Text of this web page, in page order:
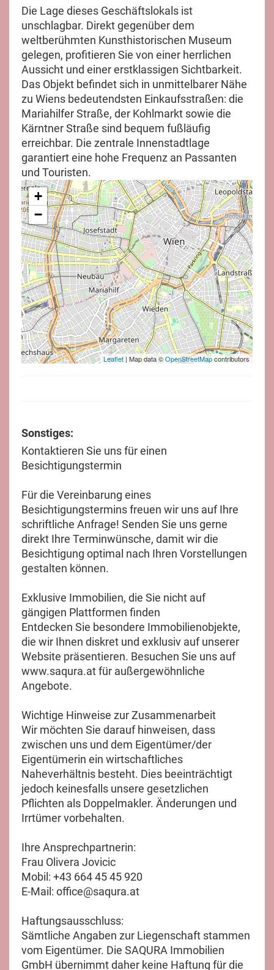
Die Lage dieses Geschäftslokals ist
unschlagbar. Direkt gegenüber dem
weltberühmten Kunsthistorischen Museum
gelegen, profitieren Sie von einer herrlichen
Aussicht und einer erstklassigen Sichtbarkeit.
Das Objekt befindet sich in unmittelbarer Nähe
zu Wiens bedeutendsten Einkaufsstraßen: die
Mariahilfer Straße, der Kohlmarkt sowie die
Kärntner Straße sind bequem fußläufig
erreichbar. Die zentrale Innenstadtlage
garantiert eine hohe Frequenz an Passanten
und Touristen.
+
−
Leaflet | Map data ©OpenStreetMapcontributors
Sonstiges:
Kontaktieren Sie uns für einen
Besichtigungstermin
Für die Vereinbarung eines
Besichtigungstermins freuen wir uns auf Ihre
schriftliche Anfrage! Senden Sie uns gerne
direkt Ihre Terminwünsche, damit wir die
Besichtigung optimal nach Ihren Vorstellungen
gestalten können.
Exklusive Immobilien, die Sie nicht auf
gängigen Plattformen finden
Entdecken Sie besondere Immobilienobjekte,
die wir Ihnen diskret und exklusiv auf unserer
Website präsentieren. Besuchen Sie uns auf
www.saqura.at für außergewöhnliche
Angebote.
Wichtige Hinweise zur Zusammenarbeit
Wir möchten Sie darauf hinweisen, dass
zwischen uns und dem Eigentümer/der
Eigentümerin ein wirtschaftliches
Naheverhältnis besteht. Dies beeinträchtigt
jedoch keinesfalls unsere gesetzlichen
Pflichten als Doppelmakler. Änderungen und
Irrtümer vorbehalten.
Ihre Ansprechpartnerin:
Frau Olivera Jovicic
Mobil: +43 664 45 45 920
E-Mail: office@saqura.at
Haftungsausschluss:
Sämtliche Angaben zur Liegenschaft stammen
vom Eigentümer. Die SAQURA Immobilien
GmbH übernimmt daher keine Haftung für die